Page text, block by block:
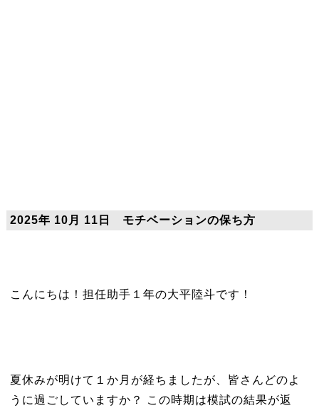
2025年 10月 11日 モチベーションの保ち方
こんにちは！担任助手１年の大平陸斗です！
夏休みが明けて１か月が経ちましたが、皆さんどのよ
うに過ごしていますか？ この時期は模試の結果が返